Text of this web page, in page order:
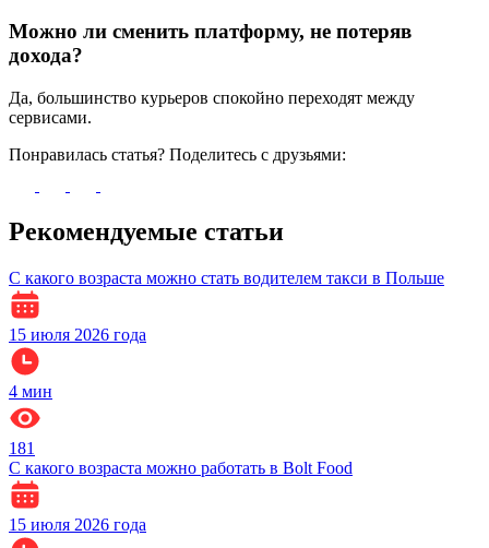
Можно ли сменить платформу, не потеряв
дохода?
Да, большинство курьеров спокойно переходят между
сервисами.
Понравилась статья? Поделитесь с друзьями:
Рекомендуемые статьи
С какого возраста можно стать водителем такси в Польше
15 июля 2026 года
4 мин
181
С какого возраста можно работать в Bolt Food
15 июля 2026 года